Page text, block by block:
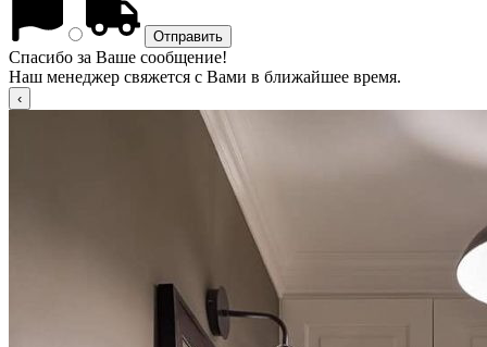
Спасибо за Ваше сообщение!
Наш менеджер свяжется с Вами в ближайшее время.